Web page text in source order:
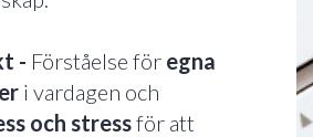
- Förståelse för egna
i vardagen och
och stressför att